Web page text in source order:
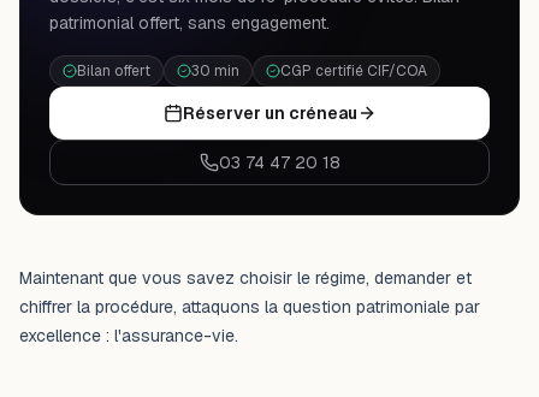
patrimonial offert, sans engagement.
Bilan offert 30 min CGP certifié CIF/COA
Réserver un créneau
03 74 47 20 18
Maintenant que vous savez choisir le régime, demander et
chiffrer la procédure, attaquons la question patrimoniale par
excellence : l'assurance-vie.